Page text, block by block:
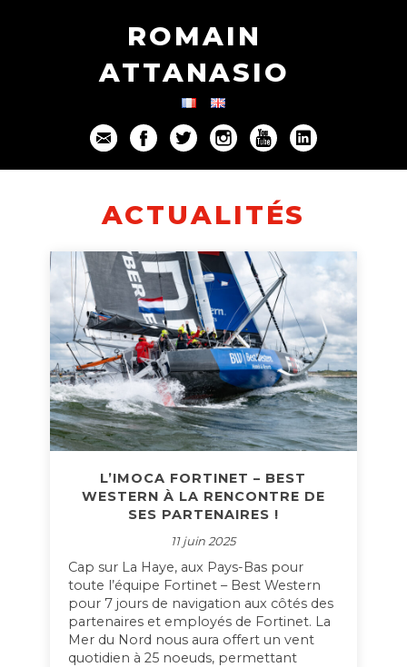
ROMAIN
ATTANASIO
ACTUALITÉS
L’IMOCA FORTINET – BEST
WESTERN À LA RENCONTRE DE
SES PARTENAIRES !
11 juin 2025
Cap sur La Haye, aux Pays-Bas pour
toute l’équipe Fortinet – Best Western
pour 7 jours de navigation aux côtés des
partenaires et employés de Fortinet. La
Mer du Nord nous aura offert un vent
quotidien à 25 noeuds, permettant